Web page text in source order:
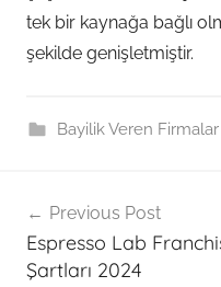
tek bir kaynağa bağlı
şekilde genişletmiştir.
Bayilik Veren Firmalar
navigation
Previous Post
Espresso Lab
Şartları 2024